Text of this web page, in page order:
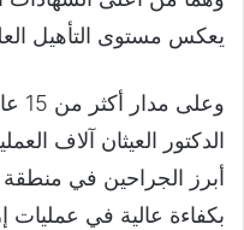
يعكس مستوى التأهيل
الدكتور العيثان آلاف
أبرز الجراحين في منطقة
بكفاءة عالية في عمليات